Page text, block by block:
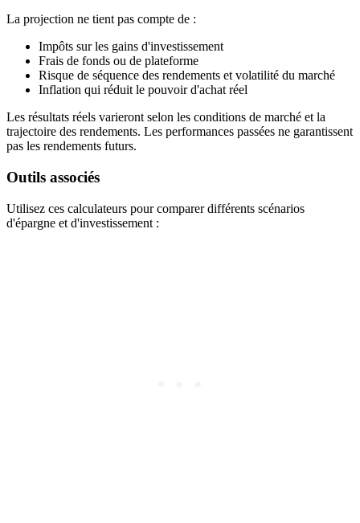
La projection ne tient pas compte de :
Impôts sur les gains d'investissement
Frais de fonds ou de plateforme
Risque de séquence des rendements et volatilité du marché
Inflation qui réduit le pouvoir d'achat réel
Les résultats réels varieront selon les conditions de marché et la
trajectoire des rendements. Les performances passées ne garantissent
pas les rendements futurs.
Outils associés
Utilisez ces calculateurs pour comparer différents scénarios
d'épargne et d'investissement :